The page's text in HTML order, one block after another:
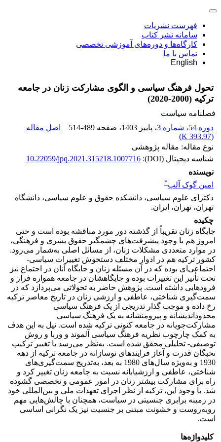
فهرست نشریات
سامانه نشر کتاب
کارگاه‌ها و دوره‌های آموزشی تخصصی
تماس با ما
English
تحول فرهنگ سیاسی و الگوی مشارکت زنان در جامعه
ترکیه (2000-2020)
فصلنامه سیاست
دوره 54، شماره 3
، پاییز 1403 ، صفحه 514-489
اصل مقاله
(
393.97 K
)
نوع مقاله: مقاله پژوهشی
شناسه دیجیتال (DOI):
10.22059/jpq.2021.315218.1007716
نویسنده
امین گوک آلپ*
دکترای علوم سیاسی، دانشکده حقوق و علوم سیاسی، دانشگاه
تهران، تهران، ایران.
چکیده
جایگاه زنان تقریباً از گذشته دور مورد مناقشه بوده است و حتی
امروز هم با وجود پیشرفت‌های چشمگیر حقوق بشری و فرهنگی،
در موارد متعددی مشکلات زنان، از مسائل اصلی به‌شمار می‌رود.
کشور ترکیه هم در ادوار مختلف دستخوش تغییرات سیاسی-
اجتماعی‌ای بوده که در آن مسئله زنان و جایگاه آنان در اجتماع نیز
تحت تأثیر این تغییرات بوده و جایگاهشان در جامعه همواره فراز و
فرودهایی داشته است. پژوهش حاضر به تحولاتی می‌پردازد که در
سمت‌گیری شناختی، عاطفی و ارزشی زنان در تاریخ معاصر ترکیه
رخ داده و موجب گذار تدریجی از یک فرهنگ سیاسی
محدوداندیشانه و پیرومنشانه به یک فرهنگ سیاسی
مشارکت‌جویانه در جامعه کنونی ترکیه شده است. نیل به این هدف
به کمک چارچوب نظریه فرهنگ سیاسی آلموند و وربا و روش
توصیفی- تحلیلی محقق شده است. به‌نظر می‌رسد با تغییر ترکیب
نخبگان قدرت و آغاز فرایندهای نوسازانه در جامعه ترکیه از دهه
1930 و به‌ویژه سال‌های 1980 به بعد، به‌تدریج سمت‌گیری‌های
شناختی، عاطفی و ارزشیابانه نسبت به جامعه زنان تغییر کرد و
راه برای مشارکت بیشتر زنان در امور عمومی و تخصصی گشوده
شد. با وجود این، ترکیه از نظر اجرای تعهدات ملی و بین‌المللی خود
در زمینه برابری جنسیتی در سیاست، همچنان با چالش‌هایی مهم
روبه‌روست و خشونت مبتنی بر جنسیت نیز یک نگرانی اساسی
است.
کلیدواژه‌ها